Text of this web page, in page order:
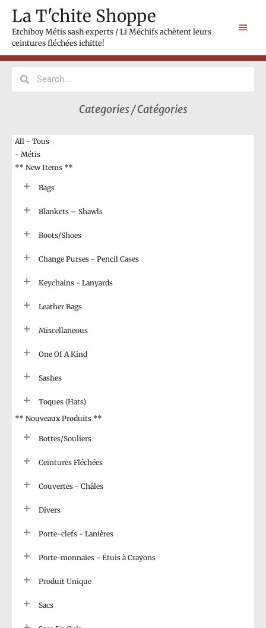
content
La T'chite Shoppe
Etchiboy Métis sash experts / Li Méchifs achètent leurs
ceintures fléchées ichitte!
SearchSearch
Categories / Catégories
All - Tous
- Métis
** New Items **
Bags
Blankets – Shawls
Boots/Shoes
Change Purses - Pencil Cases
Keychains - Lanyards
Leather Bags
Miscellaneous
One Of A Kind
Sashes
Toques (Hats)
** Nouveaux Produits **
Bottes/Souliers
Ceintures Fléchées
Couvertes - Châles
Divers
Porte-clefs - Lanières
Porte-monnaies - Étuis à Crayons
Produit Unique
Sacs